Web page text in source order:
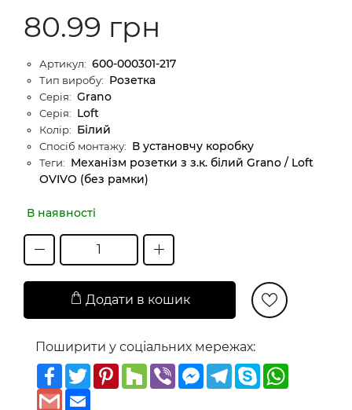
80.99 грн
Артикул: 600-000301-217
Тип виробу: Розетка
Серія: Grano
Серія: Loft
Колір: Білий
Спосіб монтажу: В установчу коробку
Теги: Механізм розетки з з.к. білий Grano / Loft
OVIVO (без рамки)
В наявності
Додати в кошик
Поширити у соціальних мережах:
Facebook
TwitterPinterest
HouzzViberMessenger
Telegram
Skype
Gmail